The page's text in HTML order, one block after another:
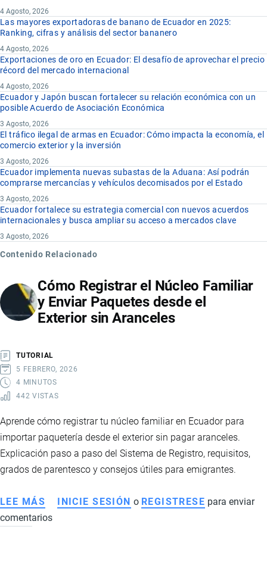
4 Agosto, 2026
Las mayores exportadoras de banano de Ecuador en 2025:
Ranking, cifras y análisis del sector bananero
4 Agosto, 2026
Exportaciones de oro en Ecuador: El desafío de aprovechar el precio
récord del mercado internacional
4 Agosto, 2026
Ecuador y Japón buscan fortalecer su relación económica con un
posible Acuerdo de Asociación Económica
3 Agosto, 2026
El tráfico ilegal de armas en Ecuador: Cómo impacta la economía, el
comercio exterior y la inversión
3 Agosto, 2026
Ecuador implementa nuevas subastas de la Aduana: Así podrán
comprarse mercancías y vehículos decomisados por el Estado
3 Agosto, 2026
Ecuador fortalece su estrategia comercial con nuevos acuerdos
internacionales y busca ampliar su acceso a mercados clave
3 Agosto, 2026
Contenido Relacionado
Cómo Registrar el Núcleo Familiar
y Enviar Paquetes desde el
Exterior sin Aranceles
TUTORIAL
5 FEBRERO, 2026
4 MINUTOS
442 VISTAS
Aprende cómo registrar tu núcleo familiar en Ecuador para
importar paquetería desde el exterior sin pagar aranceles.
Explicación paso a paso del Sistema de Registro, requisitos,
grados de parentesco y consejos útiles para emigrantes.
LEE MÁS SOBRE
CÓMO
INICIE SESIÓN o REGISTRESE para enviar
comentarios